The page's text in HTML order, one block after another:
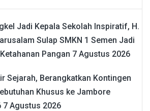
Jadi Kepala Sekolah Inspiratif, H.
Sulap SMKN 1 Semen Jadi
Pangan 7 Agustus 2026
Sejarah, Berangkatkan Kontingen
Khusus ke Jambore
7 Agustus 2026